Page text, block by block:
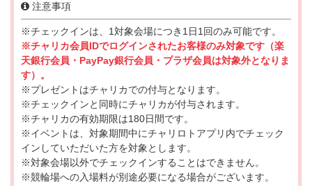
注意事項
※チェックインは、1対象会場につき1日1回のみ可能です。
※チャリカ会員IDでログインされたお客様のみ対象です（楽
天銀行会員・PayPay銀行会員・プラザ会員は対象外となりま
す）。
※プレゼントはチャリカでの付与となります。
※チェックインと同時にチャリカが付与されます。
※チャリカの有効期限は180日間です。
※イベントは、対象期間中にチャリロトアプリ内でチェック
インしていただいた方を対象とします。
※対象会場以外でチェックインすることはできません。
※競輪場への入場料が別途必要になる場合がございます。